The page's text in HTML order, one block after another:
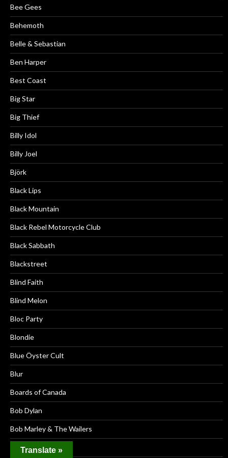
Bee Gees
Behemoth
Belle & Sebastian
Ben Harper
Best Coast
Big Star
Big Thief
Billy Idol
Billy Joel
Björk
Black Lips
Black Mountain
Black Rebel Motorcycle Club
Black Sabbath
Blackstreet
Blind Faith
Blind Melon
Bloc Party
Blondie
Blue Öyster Cult
Blur
Boards of Canada
Bob Dylan
Bob Marley & The Wailers
Bodega
Translate »